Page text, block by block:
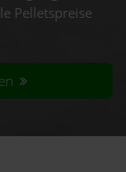
Pelletspreise